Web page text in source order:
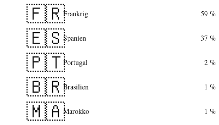
🇫🇷Frankrig 59 %
🇪🇸Spanien 37 %
🇵🇹Portugal 2 %
🇧🇷Brasilien 1 %
🇲🇦Marokko 1 %